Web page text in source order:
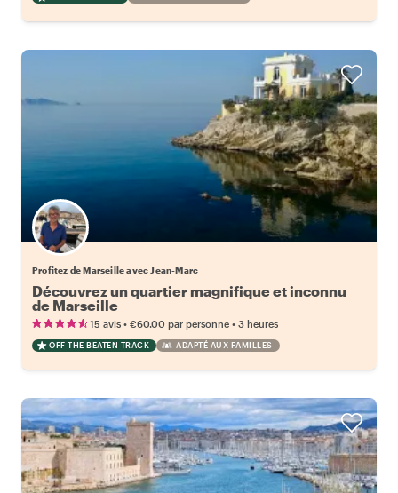
Profitez de Marseille avec Jean-Marc
Découvrez un quartier magnifique et inconnu
de Marseille
15 avis • €60.00 par personne • 3 heures
OFF THE BEATEN TRACK ADAPTÉ AUX FAMILLES